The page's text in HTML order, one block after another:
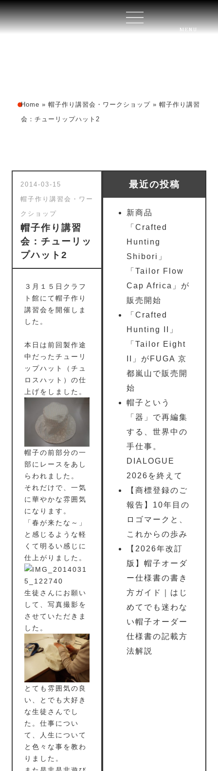
MENU
Home » 帽子作り講習会・ワークショップ » 帽子作り講習
会：チューリップハット2
2014-03-15
帽子作り講習会・ワー
クショップ
帽子作り講習
会：チューリッ
プハット2
３月１５日クラフ
ト館にて帽子作り
講習会を開催しま
した。
本日は前回製作途
中だったチューリ
ップハット（チュ
ロスハット） の仕
上げをしました。
帽子の前部分の一
部にレースをあし
らわれました。
それだけで、一気
に華やかな雰囲気
になります。
「春が来たな～」
と感じるような軽
くて明るい感じに
仕上がりました。
生徒さんにお願い
して、写真撮影を
させていただきま
した。
とても雰囲気の良
い、とでも大好き
な生徒さんでし
た。仕事につい
て、人生について
と色々な事を教わ
りました。
最近の投稿
新商品
「Crafted
Hunting
Shibori」
「Tailor Flow
Cap Africa」が
販売開始
「Crafted
Hunting II」
「Tailor Eight
II」がFUGA 京
都嵐山で販売開
始
帽子という
「器」で再編集
する、世界中の
手仕事。
DIALOGUE
2026を終えて
【商標登録のご
報告】10年目の
ロゴマークと、
これからの歩み
【2026年改訂
版】帽子オーダ
ー仕様書の書き
方ガイド｜はじ
めてでも迷わな
い帽子オーダー
仕様書の記載方
法解説